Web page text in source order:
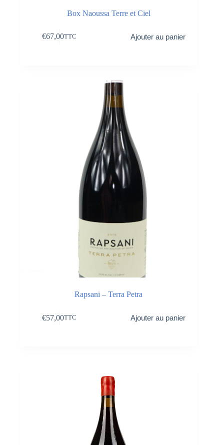
Box Naoussa Terre et Ciel
€67,00TTC Ajouter au panier
Rapsani – Terra Petra
€57,00TTC Ajouter au panier